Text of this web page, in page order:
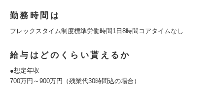
勤務時間は
フレックスタイム制度標準労働時間1日8時間コアタイムなし
給与はどのくらい貰えるか
●想定年収
700万円～900万円（残業代30時間込の場合）